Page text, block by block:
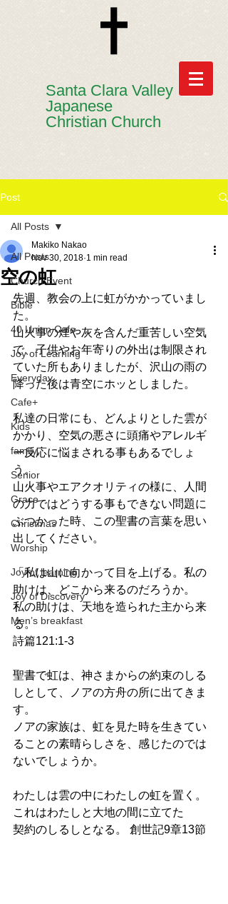
​​Santa Clara Valley
Japanese
Christian Church
Post
All Posts
Church Event
Bible
40 Union Cafe
Joy of Learning
Everyday
Cafe+
Kids
family
Senior
Grace
Christmas
Worship
Joy of learning
Joy of Discovery
Men’s breakfast
All Posts
空の虹
Makiko Nakao
Nov 30, 2018 1 min read
先週、教会の上に虹がかかっていまし
た。
山火事の煙や灰を含んだ重苦しい空気
で、子供やお年寄りの外出は制限され
ていた所もありましたが、沢山の雨の
降った後は青空にホッとしました。
私達の日常にも、どんよりとした雲が
かかり、空気の悪さに頭痛やアレルギ
ー反応に悩まされる事もあるでしょ
う。
山火事やエアクオリティの様に、人間
の力ではどうする事もできない問題に
ぶつかった時、この聖書の言葉を思い
出してください。
「私は山に向かって目を上げる。私の
助けは、どこから来るのだろうか。
私の助けは、天地を造られた主から来
る。
詩篇121:1-3
聖書で虹は、神さまからの約束のしる
しとして、ノアの方舟の所に出てきま
す。
ノアの家族は、虹を見た時を生きてい
ることの素晴らしさを、感じたのでは
ないでしょうか。
わたしは雲の中にわたしの虹を置く。
これはわたしと大地の間に立てた
契約のしるしとなる。 創世記9章13節